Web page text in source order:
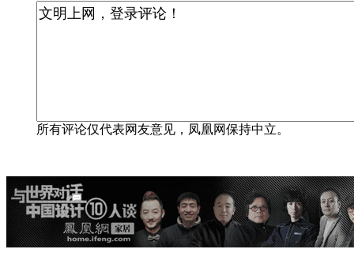
所有评论仅代表网友意见，凤凰网保持中立。